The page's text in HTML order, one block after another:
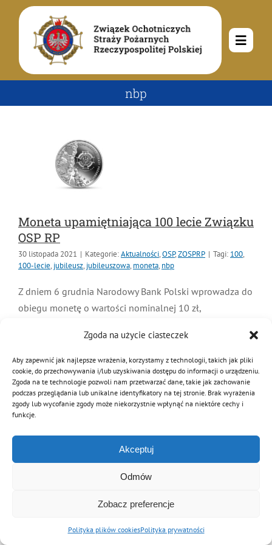
Zgoda na użycie ciasteczek
Aby zapewnić jak najlepsze wrażenia, korzystamy z technologii, takich jak pliki
cookie, do przechowywania i/lub uzyskiwania dostępu do informacji o urządzeniu.
Zgoda na te technologie pozwoli nam przetwarzać dane, takie jak zachowanie
podczas przeglądania lub unikalne identyfikatory na tej stronie. Brak wyrażenia
zgody lub wycofanie zgody może niekorzystnie wpłynąć na niektóre cechy i
funkcje.
Akceptuj
Odmów
Zobacz preferencje
Polityka plików cookiesPolityka prywatności
Przejdź
zawartości
Toggle
Rodowód
Dokumenty
Symbole
Kalendarz wydarzeń
Ochotnicze Straże Pożarne
Dzieci i młodzież
MDP i DDP
PNWM
Kultura
Floriany
Historia
Kontakt
System OSP
Poradnik
Sklep
nbp
Moneta upamiętniająca 100 lecie Związku
OSP RP
30 listopada 2021 | Kategorie:Aktualności,OSP,ZOSPRP | Tagi: 100,
100-lecie, jubileusz, jubileuszowa, moneta, nbp
Z dniem 6 grudnia Narodowy Bank Polski wprowadza do
obiegu monetę o wartości nominalnej 10 zł,
Ochotniczych Straży Pożarnych. Cena zakupu monety
wynosić będzie ok.
Czytaj dalej